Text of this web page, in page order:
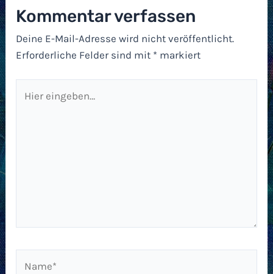
Kommentar verfassen
Deine E-Mail-Adresse wird nicht veröffentlicht.
Erforderliche Felder sind mit * markiert
eingeben…